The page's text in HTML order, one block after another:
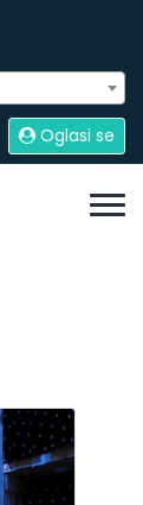
Oglasi se